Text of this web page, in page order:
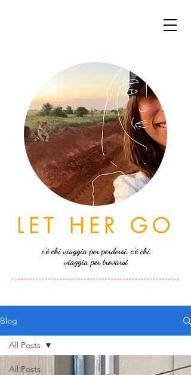
LET HER GO
c'è chi viaggia per perdersi, c'è chi
viaggia per trovarsi
Blog
All Posts
All Posts